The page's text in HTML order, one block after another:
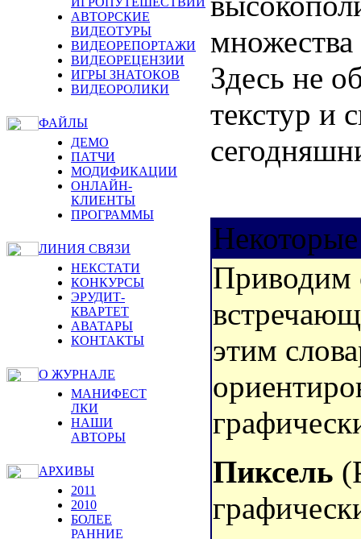
АВТОРСКИЕ
ВИДЕОТУРЫ
ВИДЕОРЕПОРТАЖИ
ВИДЕОРЕЦЕНЗИИ
ИГРЫ ЗНАТОКОВ
ВИДЕОРОЛИКИ
ФАЙЛЫ
ДЕМО
ПАТЧИ
МОДИФИКАЦИИ
ОНЛАЙН-
КЛИЕНТЫ
ПРОГРАММЫ
ЛИНИЯ СВЯЗИ
НЕКСТАТИ
КОНКУРСЫ
ЭРУДИТ-
КВАРТЕТ
АВАТАРЫ
КОНТАКТЫ
О ЖУРНАЛЕ
МАНИФЕСТ
ЛКИ
НАШИ
АВТОРЫ
АРХИВЫ
2011
2010
БОЛЕЕ
РАННИЕ
Здесь не
текстур и
Приводим
этим
Пиксель